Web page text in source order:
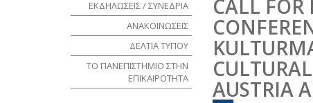
CALL
AUSTRIA
ΕΚΔΗΛΩΣΕΙΣ / ΣΥΝΕΔΡΙΑ
ΑΝΑΚΟΙΝΩΣΕΙΣ
ΔΕΛΤΙΑ ΤΥΠΟΥ
ΤΟ ΠΑΝΕΠΙΣΤΗΜΙΟ ΣΤΗΝ
ΕΠΙΚΑΙΡΟΤΗΤΑ